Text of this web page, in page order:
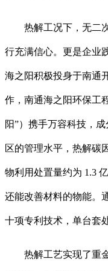
热解工况下，无二次
行充满信心。更是企业
海之阳积极投身于南通
作，南通海之阳环保工
阳”）携手万容科技，
区的管理水平，热解碳
物利用处置量约为 1.3
还能改善材料的物能。
十项专利技术，单台套
热解工艺实现了重金